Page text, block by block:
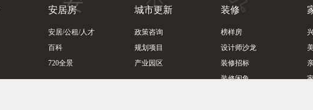
安居房
安居/公租/人才
百科
720全景
城市更新
政策咨询
规划项目
产业园区
装修
榜样房
设计师沙龙
装修招标
装修闲鱼